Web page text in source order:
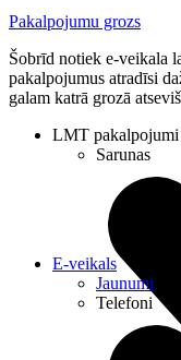
Pakalpojumu grozs
Šobrīd notiek e-veikala
pakalpojumus atradīsi
galam katrā grozā
LMT pakalpojumi
Sarunas
E-veikals
Jaunumi
Telefoni